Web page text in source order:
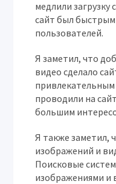
медлили
сайт был
пользователей.
Я заметил, что
видео сделало
проводили на
большим
Я также заметил,
изображений и
Поисковые
изображениями и